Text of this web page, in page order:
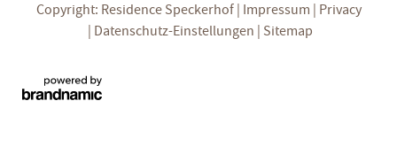
Copyright: Residence Speckerhof Impressum Privacy
Datenschutz-Einstellungen Sitemap